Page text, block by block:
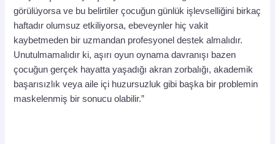
görülüyorsa ve bu belirtiler çocuğun günlük işlevselliğini birkaç
haftadır olumsuz etkiliyorsa, ebeveynler hiç vakit
kaybetmeden bir uzmandan profesyonel destek almalıdır.
Unutulmamalıdır ki, aşırı oyun oynama davranışı bazen
çocuğun gerçek hayatta yaşadığı akran zorbalığı, akademik
başarısızlık veya aile içi huzursuzluk gibi başka bir problemin
maskelenmiş bir sonucu olabilir.”